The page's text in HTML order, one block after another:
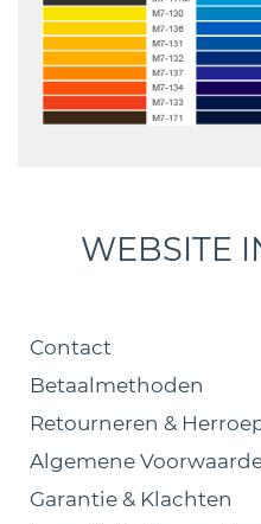
WEBSITE
Contact
Betaalmethoden
Retourneren &
Algemene
Garantie & Klachten